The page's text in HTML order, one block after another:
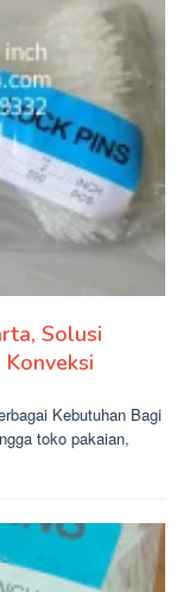
Solusi
Kebutuhan Bagi
toko pakaian,